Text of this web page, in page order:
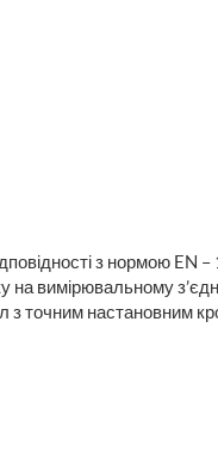
з нормою EN
на вимірювальному
з точним настановним